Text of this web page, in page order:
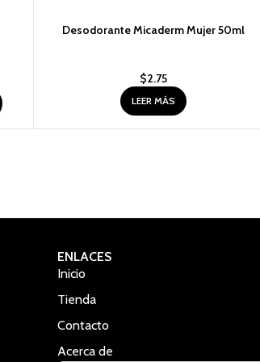
Desodorante Micaderm Mujer 50ml
$2.75
LEER MÁS
ENLACES
Inicio
Tienda
Contacto
Acerca de